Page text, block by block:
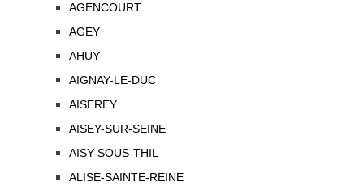
AGENCOURT
AGEY
AHUY
AIGNAY-LE-DUC
AISEREY
AISEY-SUR-SEINE
AISY-SOUS-THIL
ALISE-SAINTE-REINE